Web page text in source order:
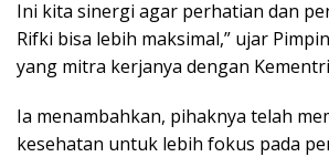
Ini kita sinergi agar perhatian dan
Rifki bisa lebih maksimal,” ujar
yang mitra kerjanya dengan
Ia menambahkan, pihaknya telah
kesehatan untuk lebih fokus pada